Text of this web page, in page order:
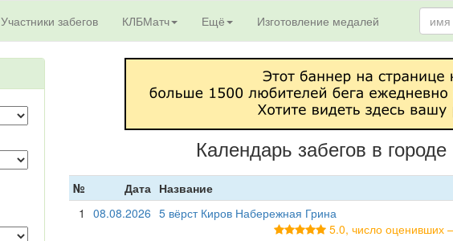
Участники забегов КЛБМатч Ещё Изготовление медалей
Календарь забегов в
№ Дата Название
1
08.08.2026 5 вёрст Киров Набережная Грина
5.0, число оценивших